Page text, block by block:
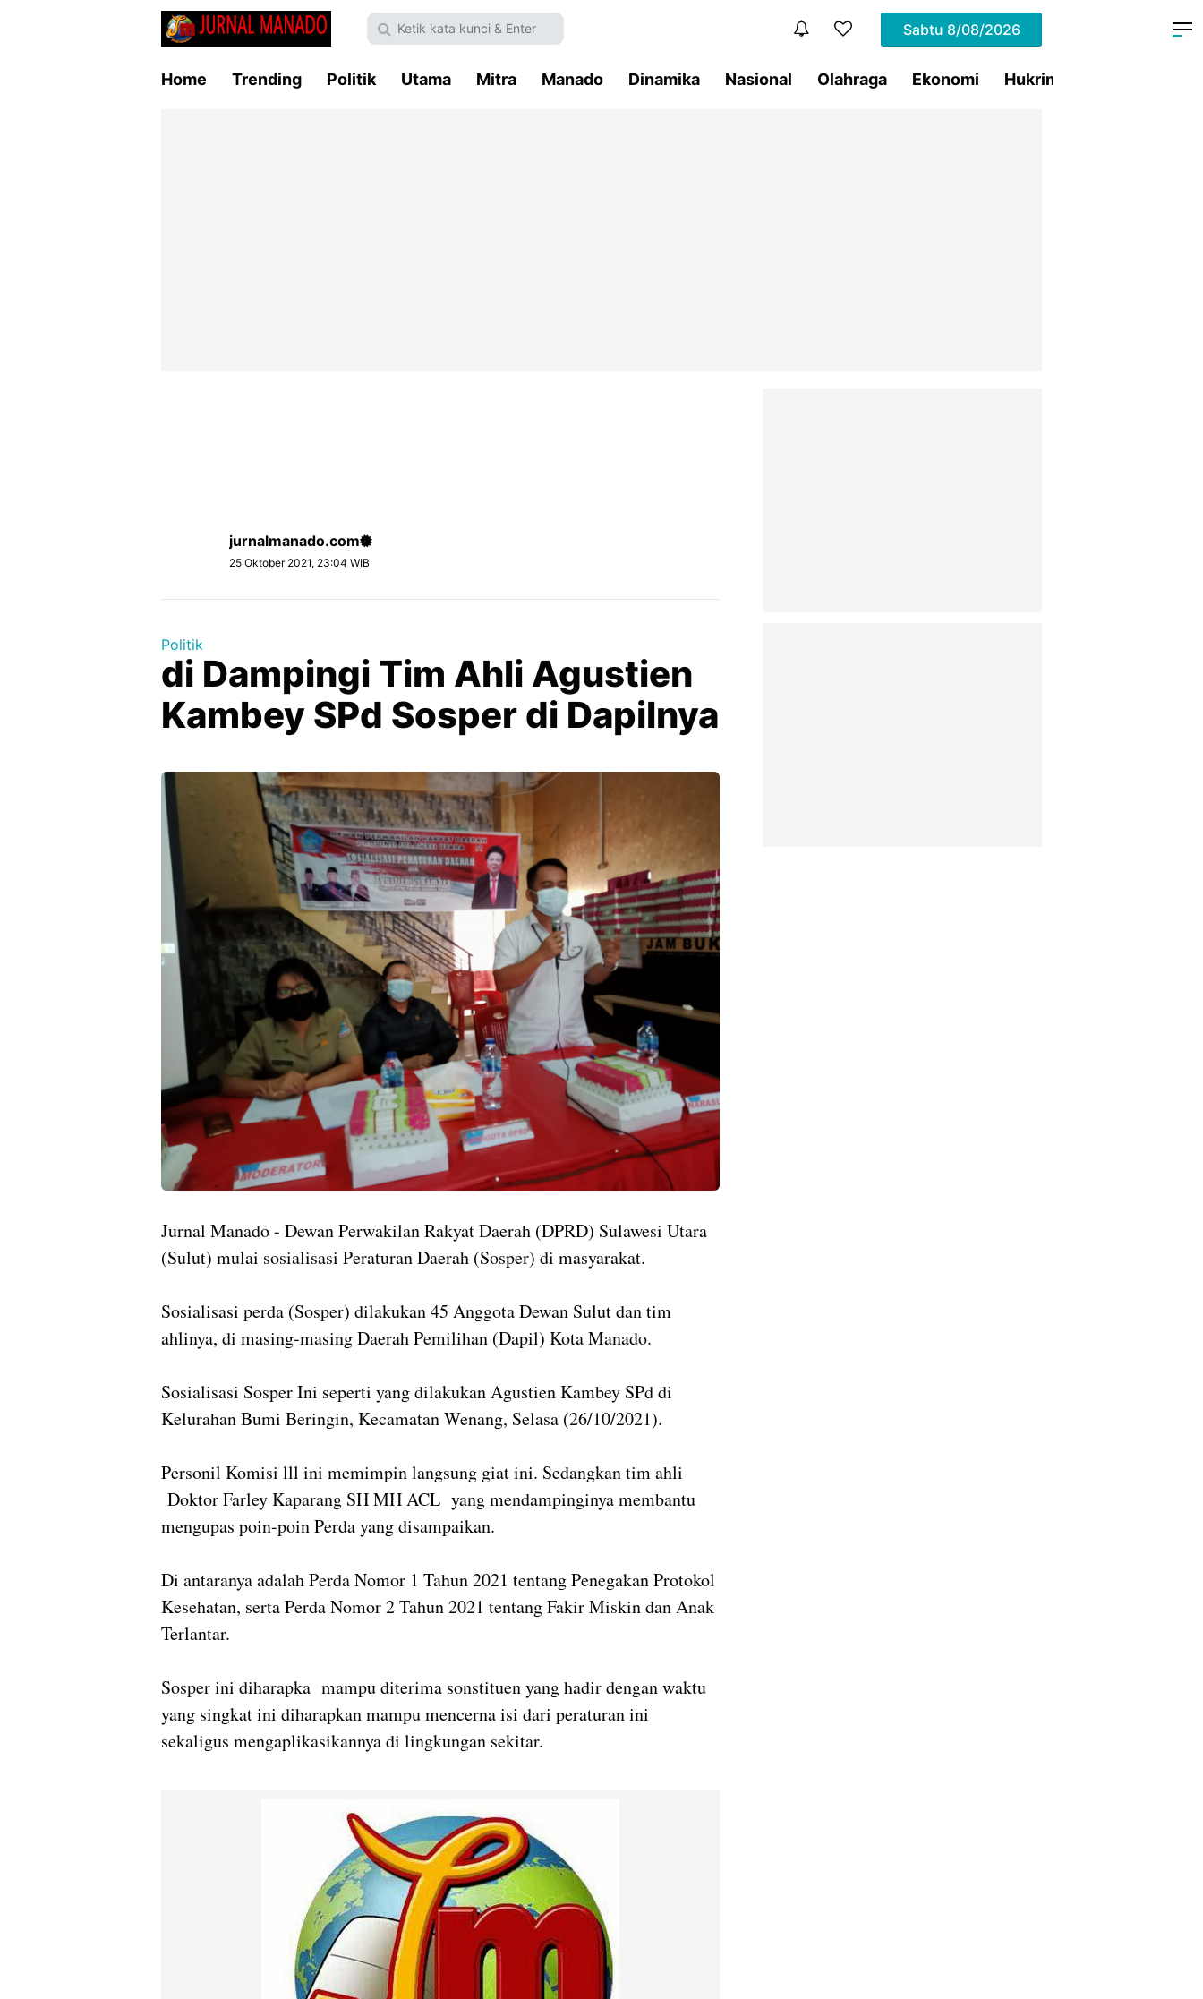
Sabtu 8/08/2026
Home Trending Politik Utama Mitra Manado Dinamika Nasional Olahraga Ekonomi Hukrim
jurnalmanado.com
25 Oktober 2021, 23:04 WIB
Politik
di Dampingi Tim Ahli Agustien
Kambey SPd Sosper di Dapilnya
Jurnal Manado - Dewan Perwakilan Rakyat Daerah (DPRD) Sulawesi Utara
(Sulut) mulai sosialisasi Peraturan Daerah (Sosper) di masyarakat.
Sosialisasi perda (Sosper) dilakukan 45 Anggota Dewan Sulut dan tim
ahlinya, di masing-masing Daerah Pemilihan (Dapil) Kota Manado.
Sosialisasi Sosper Ini seperti yang dilakukan Agustien Kambey SPd di
Kelurahan Bumi Beringin, Kecamatan Wenang, Selasa (26/10/2021).
Personil Komisi lll ini memimpin langsung giat ini. Sedangkan tim ahli
Doktor Farley Kaparang SH MH ACL yang mendampinginya membantu
mengupas poin-poin Perda yang disampaikan.
Di antaranya adalah Perda Nomor 1 Tahun 2021 tentang Penegakan Protokol
Kesehatan, serta Perda Nomor 2 Tahun 2021 tentang Fakir Miskin dan Anak
Terlantar.
Sosper ini diharapka mampu diterima sonstituen yang hadir dengan waktu
yang singkat ini diharapkan mampu mencerna isi dari peraturan ini
sekaligus mengaplikasikannya di lingkungan sekitar.